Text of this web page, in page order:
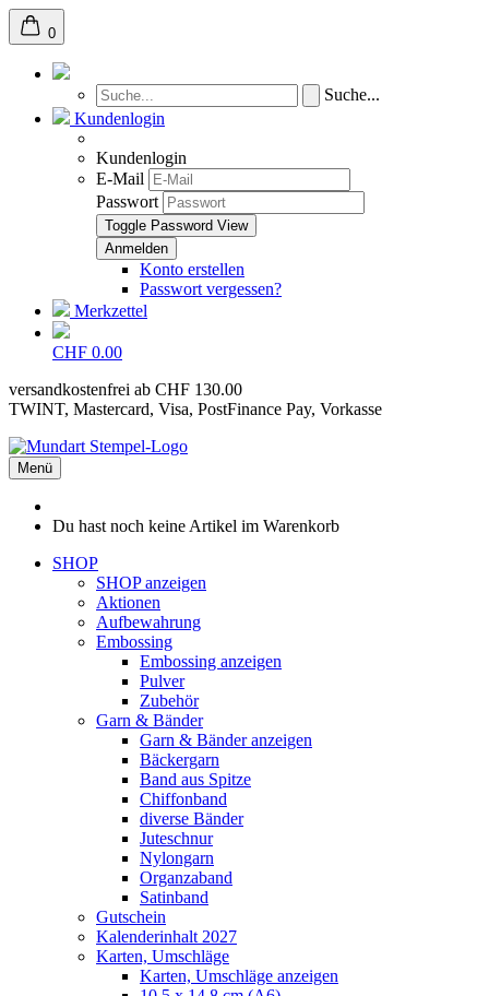
0
Suche...
Kundenlogin
Kundenlogin
E-Mail
Passwort
Toggle Password View
Konto erstellen
Passwort vergessen?
Merkzettel
CHF 0.00
versandkostenfrei ab CHF 130.00
TWINT, Mastercard, Visa, PostFinance Pay, Vorkasse
Menü
Du hast noch keine Artikel im Warenkorb
SHOP
SHOP anzeigen
Aktionen
Aufbewahrung
Embossing
Embossing anzeigen
Pulver
Zubehör
Garn & Bänder
Garn & Bänder anzeigen
Bäckergarn
Band aus Spitze
Chiffonband
diverse Bänder
Juteschnur
Nylongarn
Organzaband
Satinband
Gutschein
Kalenderinhalt 2027
Karten, Umschläge
Karten, Umschläge anzeigen